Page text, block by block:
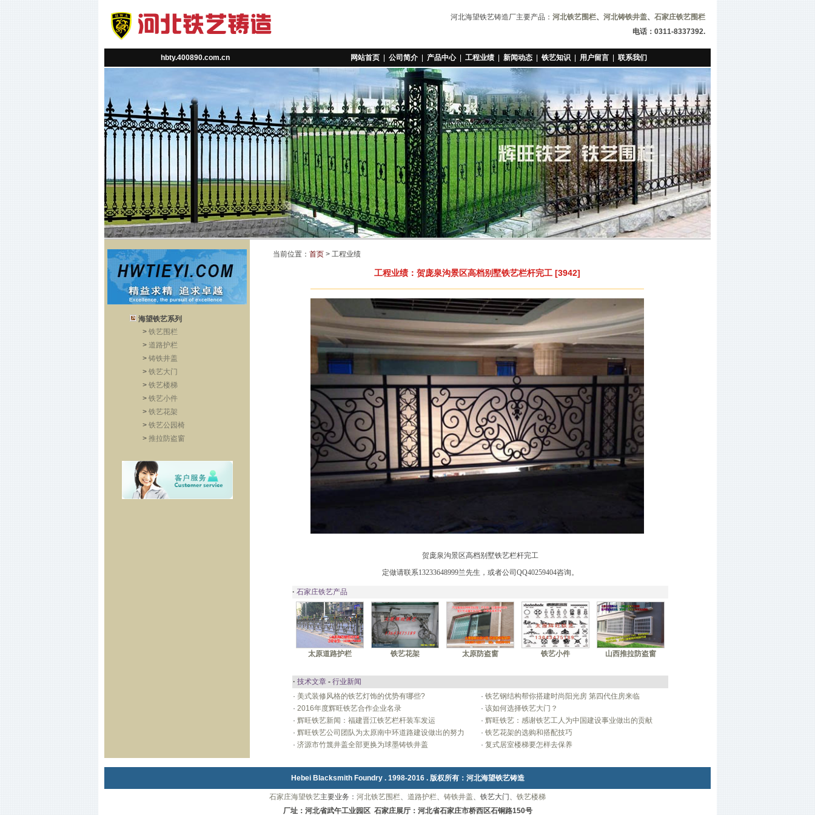
河北海望铁艺铸造厂主要产品： 河北铁艺围栏、 河北铸铁井盖、 石家庄铁艺围栏
电话：0311-8337392.
hbty.400890.com.cn 网站首页| 公司简介| 产品中心| 工程业绩| 新闻动态| 铁艺知识| 用户留言| 联系我们
海望铁艺系列
> 铁艺围栏
> 道路护栏
> 铸铁井盖
> 铁艺大门
> 铁艺楼梯
> 铁艺小件
> 铁艺花架
> 铁艺公园椅
> 推拉防盗窗
当前位置： 首页 > 工程业绩
工程业绩：贺庞泉沟景区高档别墅铁艺栏杆完工 [3942]
贺庞泉沟景区高档别墅铁艺栏杆完工
定做请联系13233648999兰先生，或者公司QQ40259404咨询。
· 石家庄铁艺产品
太原道路护栏 铁艺花架 太原防盗窗 铁艺小件 山西推拉防盗窗
· 技术文章 - 行业新闻
· 美式装修风格的铁艺灯饰的优势有哪些? · 铁艺钢结构帮你搭建时尚阳光房 第四代住房来临
· 2016年度辉旺铁艺合作企业名录 · 该如何选择铁艺大门？
· 辉旺铁艺新闻：福建晋江铁艺栏杆装车发运 · 辉旺铁艺：感谢铁艺工人为中国建设事业做出的贡献
· 辉旺铁艺公司团队为太原南中环道路建设做出的努力 · 铁艺花架的选购和搭配技巧
· 济源市竹篾井盖全部更换为球墨铸铁井盖 · 复式居室楼梯要怎样去保养
Hebei Blacksmith Foundry . 1998-2016 . 版权所有： 河北海望铁艺铸造
石家庄海望铁艺主要业务： 河北铁艺围栏、 道路护栏、 铸铁井盖、铁艺大门、 铁艺楼梯
厂址：河北省武午工业园区 石家庄展厅：河北省石家庄市桥西区石铜路150号